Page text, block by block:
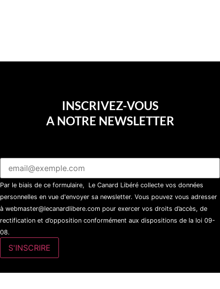
INSCRIVEZ-VOUS
A NOTRE NEWSLETTER
Par le biais de ce formulaire, Le Canard Libéré collecte vos données
personnelles en vue d'envoyer sa newsletter. Vous pouvez vous adresser
à webmaster@lecanardlibere.com pour exercer vos droits d’accès, de
rectification et d’opposition conformément aux dispositions de la loi 09-
08.